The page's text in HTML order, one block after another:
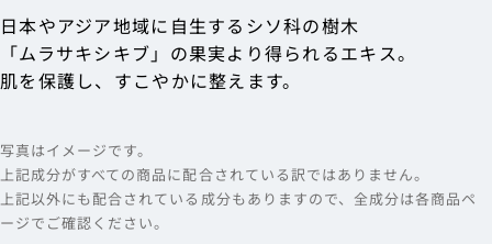
日本やアジア地域に自生するシソ科の樹木
「ムラサキシキブ」の果実より得られるエキス。
肌を保護し、すこやかに整えます。
写真はイメージです。
上記成分がすべての商品に配合されている訳ではありません。
上記以外にも配合されている成分もありますので、全成分は各商品ペ
ージでご確認ください。